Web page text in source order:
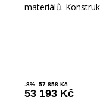
materiálů.
-8% 57 858 Kč
53 193 Kč